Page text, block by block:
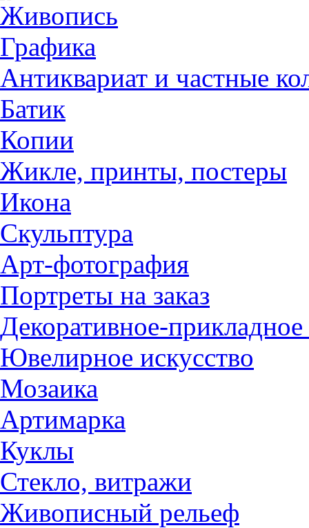
Живопись
Графика
Антиквариат и частные
Батик
Копии
Жикле, принты, постеры
Икона
Скульптура
Арт-фотография
Портреты на заказ
Декоративное-прикладное
Ювелирное искусство
Мозаика
Артимарка
Куклы
Стекло, витражи
Живописный рельеф